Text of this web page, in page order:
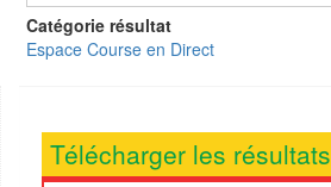
Catégorie résultat
Espace Course en Direct
Télécharger les résultats